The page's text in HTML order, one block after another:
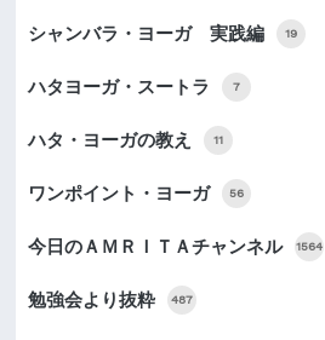
シャンバラ・ヨーガ 実践編 19
ハタヨーガ・スートラ 7
ハタ・ヨーガの教え 11
ワンポイント・ヨーガ 56
今日のＡＭＲＩＴＡチャンネル 1564
勉強会より抜粋 487